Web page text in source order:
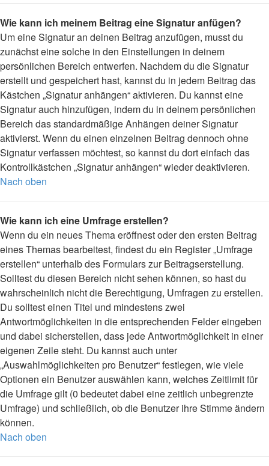
Wie kann ich meinem Beitrag eine Signatur anfügen?
Um eine Signatur an deinen Beitrag anzufügen, musst du
zunächst eine solche in den Einstellungen in deinem
persönlichen Bereich entwerfen. Nachdem du die Signatur
erstellt und gespeichert hast, kannst du in jedem Beitrag das
Kästchen „Signatur anhängen“ aktivieren. Du kannst eine
Signatur auch hinzufügen, indem du in deinem persönlichen
Bereich das standardmäßige Anhängen deiner Signatur
aktivierst. Wenn du einen einzelnen Beitrag dennoch ohne
Signatur verfassen möchtest, so kannst du dort einfach das
Kontrollkästchen „Signatur anhängen“ wieder deaktivieren.
Nach oben
Wie kann ich eine Umfrage erstellen?
Wenn du ein neues Thema eröffnest oder den ersten Beitrag
eines Themas bearbeitest, findest du ein Register „Umfrage
erstellen“ unterhalb des Formulars zur Beitragserstellung.
Solltest du diesen Bereich nicht sehen können, so hast du
wahrscheinlich nicht die Berechtigung, Umfragen zu erstellen.
Du solltest einen Titel und mindestens zwei
Antwortmöglichkeiten in die entsprechenden Felder eingeben
und dabei sicherstellen, dass jede Antwortmöglichkeit in einer
eigenen Zeile steht. Du kannst auch unter
„Auswahlmöglichkeiten pro Benutzer“ festlegen, wie viele
Optionen ein Benutzer auswählen kann, welches Zeitlimit für
die Umfrage gilt (0 bedeutet dabei eine zeitlich unbegrenzte
Umfrage) und schließlich, ob die Benutzer ihre Stimme ändern
können.
Nach oben